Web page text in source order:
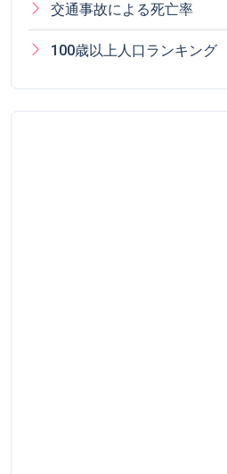
交通事故による死亡率
100歳以上人口ランキング